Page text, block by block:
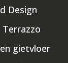
Design
gietvloer